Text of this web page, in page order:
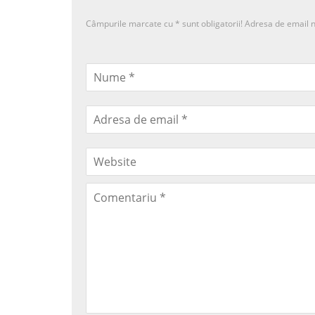
Câmpurile marcate cu * sunt obligatorii! Adresa de email